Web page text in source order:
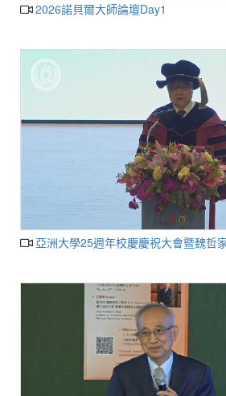
2026諾貝爾大師論壇Day1
亞洲大學25週年校慶慶祝大會暨魏哲